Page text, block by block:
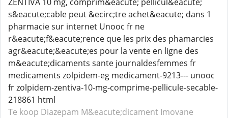
s&eacute;cable peut &ecirc;tre achet&eacute; dans 1
pharmacie sur internet Unooc fr ne
r&eacute;f&eacute;rence que les prix des phamarcies
agr&eacute;&eacute;es pour la vente en ligne des
m&eacute;dicaments sante journaldesfemmes fr
medicaments zolpidem-eg medicament-9213--- unooc
fr zolpidem-zentiva-10-mg-comprime-pellicule-secable-
218861 html
Te koop Diazepam M&eacute;dicament Imovane